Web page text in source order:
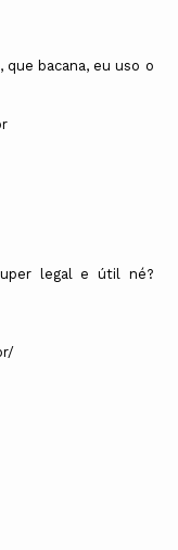
que bacana, eu uso o
legal e útil né?